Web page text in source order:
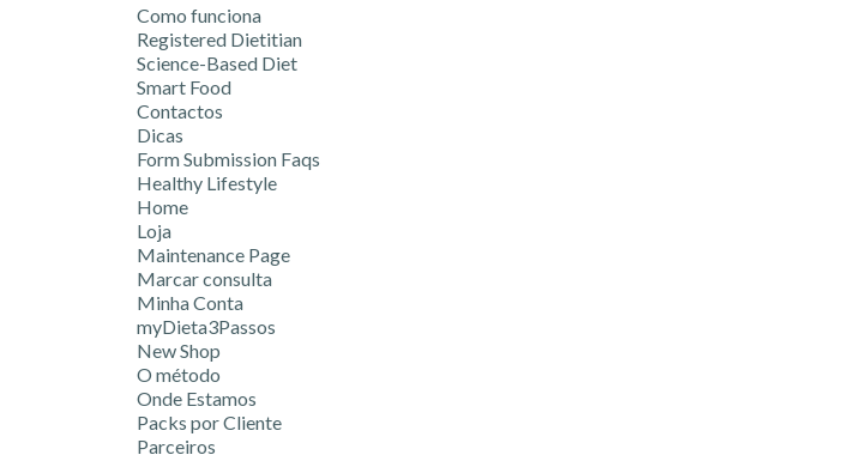
Como funciona
Registered Dietitian
Science-Based Diet
Smart Food
Contactos
Dicas
Form Submission Faqs
Healthy Lifestyle
Home
Loja
Maintenance Page
Marcar consulta
Minha Conta
myDieta3Passos
New Shop
O método
Onde Estamos
Packs por Cliente
Parceiros